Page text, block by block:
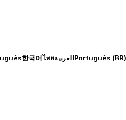
한국어ไทยالعربيةPortuguês (BR)